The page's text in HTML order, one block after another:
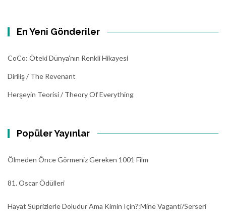
En Yeni Gönderiler
CoCo: Öteki Dünya’nın Renkli Hikayesi
Diriliş / The Revenant
Herşeyin Teorisi / Theory Of Everything
Popüler Yayınlar
Ölmeden Önce Görmeniz Gereken 1001 Film
81. Oscar Ödülleri
Hayat Süprizlerle Doludur Ama Kimin Için?:Mine Vaganti/Serseri